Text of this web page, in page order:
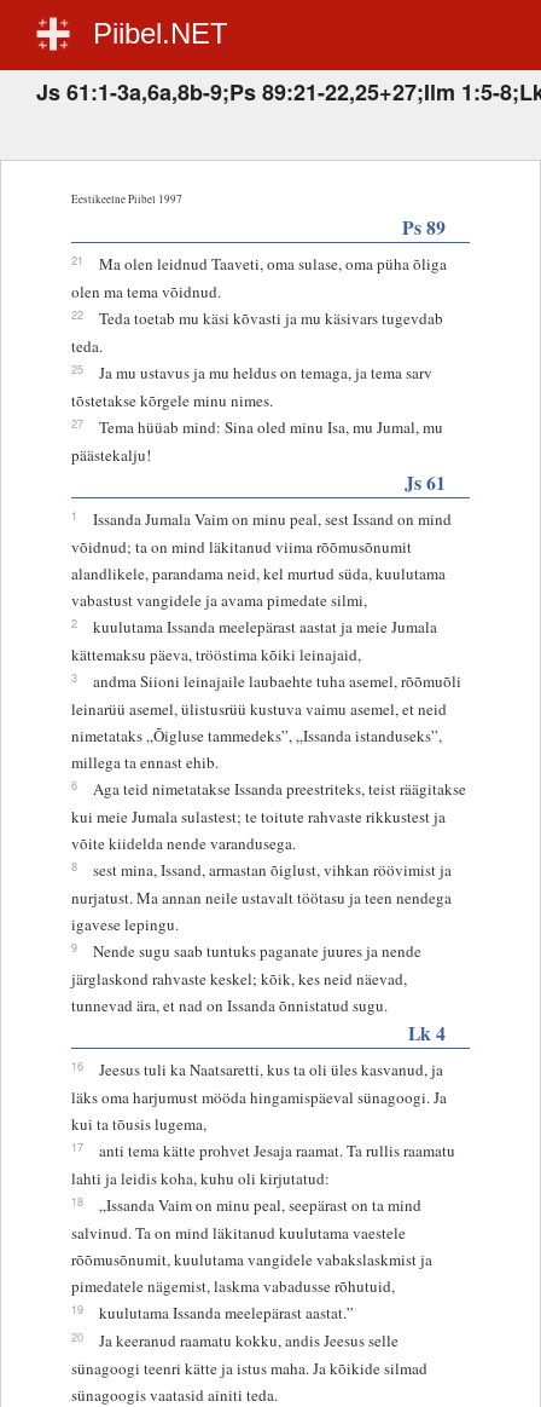
Piibel.NET
Js 61:1-3a,6a,8b-9;Ps 89:21-22,25+27;Ilm 1:5-
Eestikeelne Piibel 1997
Ps 89
21
Ma olen leidnud Taaveti, oma sulase, oma püha õliga
olen ma tema võidnud.
22
Teda toetab mu käsi kõvasti ja mu käsivars tugevdab
teda.
25
Ja mu ustavus ja mu heldus on temaga, ja tema sarv
tõstetakse kõrgele minu nimes.
27
Tema hüüab mind: Sina oled minu Isa, mu Jumal, mu
päästekalju!
Js 61
1
Issanda Jumala Vaim on minu peal, sest Issand on mind
võidnud; ta on mind läkitanud viima rõõmusõnumit
alandlikele, parandama neid, kel murtud süda, kuulutama
vabastust vangidele ja avama pimedate silmi,
2
kuulutama Issanda meelepärast aastat ja meie Jumala
kättemaksu päeva, trööstima kõiki leinajaid,
3
andma Siioni leinajaile laubaehte tuha asemel, rõõmuõli
leinarüü asemel, ülistusrüü kustuva vaimu asemel, et neid
nimetataks „Õigluse tammedeks”, „Issanda istanduseks”,
millega ta ennast ehib.
6
Aga teid nimetatakse Issanda preestriteks, teist räägitakse
kui meie Jumala sulastest; te toitute rahvaste rikkustest ja
võite kiidelda nende varandusega.
8
sest mina, Issand, armastan õiglust, vihkan röövimist ja
nurjatust. Ma annan neile ustavalt töötasu ja teen nendega
igavese lepingu.
9
Nende sugu saab tuntuks paganate juures ja nende
järglaskond rahvaste keskel; kõik, kes neid näevad,
tunnevad ära, et nad on Issanda õnnistatud sugu.
Lk 4
16
Jeesus tuli ka Naatsaretti, kus ta oli üles kasvanud, ja
läks oma harjumust mööda hingamispäeval sünagoogi. Ja
kui ta tõusis lugema,
17
anti tema kätte prohvet Jesaja raamat. Ta rullis raamatu
lahti ja leidis koha, kuhu oli kirjutatud:
18
„Issanda Vaim on minu peal, seepärast on ta mind
salvinud. Ta on mind läkitanud kuulutama vaestele
rõõmusõnumit, kuulutama vangidele vabakslaskmist ja
pimedatele nägemist, laskma vabadusse rõhutuid,
19 kuulutama Issanda meelepärast aastat.”
20
Ja keeranud raamatu kokku, andis Jeesus selle
sünagoogi teenri kätte ja istus maha. Ja kõikide silmad
sünagoogis vaatasid ainiti teda.